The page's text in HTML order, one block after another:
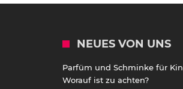
NEUES VON UNS
Parfüm und Schminke für
Worauf ist zu achten?